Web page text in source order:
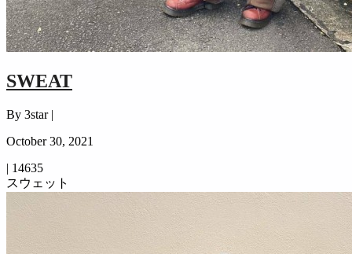
SWEAT
By 3star |
October 30, 2021
| 14635
スウェット